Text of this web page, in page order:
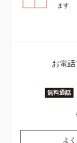
ます
お電
無料通話
よ